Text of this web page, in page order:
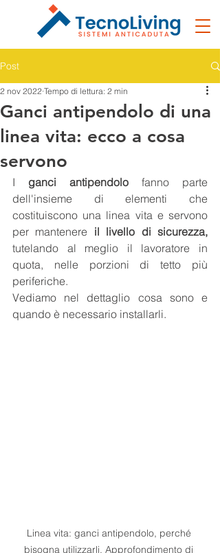
Post
Ganci antipendolo di una
linea vita: ecco a cosa
servono
2 nov 2022 Tempo di lettura: 2 min
I ganci antipendolo fanno parte
dell'insieme di elementi che
costituiscono una linea vita e servono
per mantenere il livello di sicurezza,
tutelando al meglio il lavoratore in
quota, nelle porzioni di tetto più
periferiche.
Vediamo nel dettaglio cosa sono e
quando è necessario installarli.
Linea vita: ganci antipendolo, perché
bisogna utilizzarli. Approfondimento di